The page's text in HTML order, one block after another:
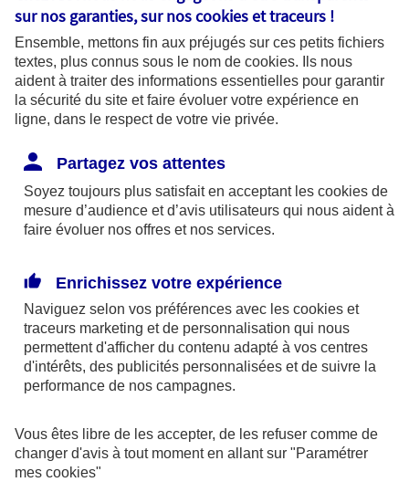
Le changement majeur se situe au niveau du
dispositif de dons qui vient s’ajouter. Auparavant il
n’était pas possible de faire des dons avec le LDDS,
seule la collecte de l’épargne servait au soutien
financier des projets.
Le second changement important concerne
l’ouverture ausecteur de l’économie sociale et
solidaire du dispositifde soutien. En plus du
aider nos associations partenaires à financer leurs
projets issus de la prévention de la santé, la
préservation de l’environnement, l’éducation,
l’inclusion sociale etc…
entreprises à qui vous pouvez faire un don, il vous
suffit de vous référer à votre banque qui aura
sur nos garanties, sur noscookies et traceurs !
Ensemble, mettons fin aux préjugés sur ces petits fichiers
textes, plus connus sous le nom de cookies. Ils nous
aident à traiter des informations essentielles pour garantir
la sécurité du site et faire évoluer votre expérience en
ligne, dans le respect de votre vie privée.
Partagez vos attentes
Soyez toujours plus satisfait en acceptant les cookies de
mesure d’audience et d’avis utilisateurs qui nous aident à
faire évoluer nos offres et nos services.
Enrichissez votre expérience
Naviguez selon vos préférences avec les cookies et
traceurs marketing et de personnalisation qui nous
permettent d'afficher du contenu adapté à vos centres
d'intérêts, des publicités personnalisées et de suivre la
performance de nos campagnes.
Vous êtes libre de les accepter, de les refuser comme de
changer d'avis à tout moment en allant sur "Paramétrer
mes cookies"